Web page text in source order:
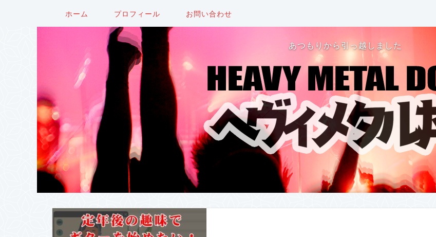
ホーム プロフィール お問い合わせ
あつもりから引っ越しました